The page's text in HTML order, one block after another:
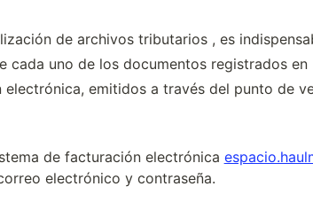
de archivos tributarios , es
cada uno de los documentos registrados en
emitidos a través del punto de
de facturación electrónica
electrónico y contraseña.